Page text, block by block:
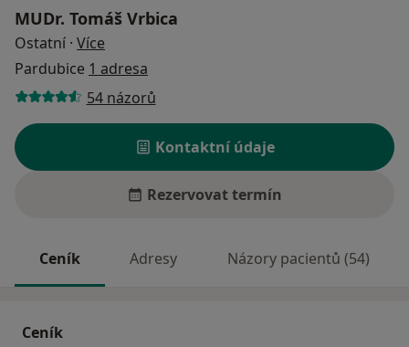
MUDr. Tomáš Vrbica
Ostatní · Více
Pardubice 1 adresa
54 názorů
Kontaktní údaje
Rezervovat termín
Ceník Adresy Názory pacientů (54)
Ceník